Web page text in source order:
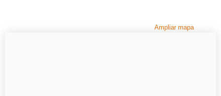
Ampliar mapa